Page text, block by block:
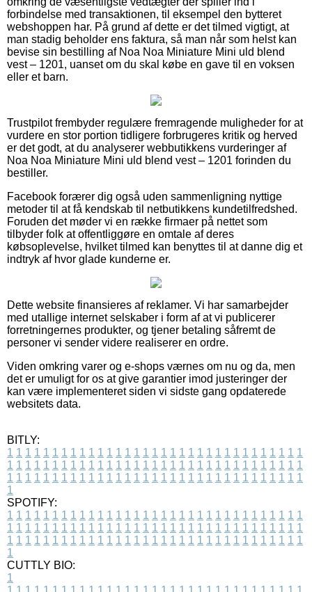
forbindelse med transaktionen, til eksempel den bytteret
webshoppen har. På grund af dette er det tilmed vigtigt, at
man stadig beholder ens faktura, så man når som helst kan
bevise sin bestilling af Noa Noa Miniature Mini uld blend
vest – 1201, uanset om du skal købe en gave til en voksen
eller et barn.
Trustpilot frembyder regulære fremragende muligheder for at
vurdere en stor portion tidligere forbrugeres kritik og herved
er det godt, at du analyserer webbutikkens vurderinger af
Noa Noa Miniature Mini uld blend vest – 1201 forinden du
bestiller.
Facebook forærer dig også uden sammenligning nyttige
metoder til at få kendskab til netbutikkens kundetilfredshed.
Foruden det møder vi en række firmaer på nettet som
tilbyder folk at offentliggøre en omtale af deres
købsoplevelse, hvilket tilmed kan benyttes til at danne dig et
indtryk af hvor glade kunderne er.
Dette website finansieres af reklamer. Vi har samarbejder
med utallige internet selskaber i form af at vi publicerer
forretningernes produkter, og tjener betaling såfremt de
personer vi sender videre realiserer en ordre.
Viden omkring varer og e-shops værnes om nu og da, men
det er umuligt for os at give garantier imod justeringer der
kan være implementeret siden vi sidste gang opdaterede
websitets data.
BITLY:
1 1 1 1 1 1 1 1 1 1 1 1 1 1 1 1 1 1 1 1 1 1 1 1 1 1 1 1 1 1 1 1 1
1 1 1 1 1 1 1 1 1 1 1 1 1 1 1 1 1 1 1 1 1 1 1 1 1 1 1 1 1 1 1 1 1
1 1 1 1 1 1 1 1 1 1 1 1 1 1 1 1 1 1 1 1 1 1 1 1 1 1 1 1 1 1 1 1 1
1
SPOTIFY:
1 1 1 1 1 1 1 1 1 1 1 1 1 1 1 1 1 1 1 1 1 1 1 1 1 1 1 1 1 1 1 1 1
1 1 1 1 1 1 1 1 1 1 1 1 1 1 1 1 1 1 1 1 1 1 1 1 1 1 1 1 1 1 1 1 1
1 1 1 1 1 1 1 1 1 1 1 1 1 1 1 1 1 1 1 1 1 1 1 1 1 1 1 1 1 1 1 1 1
1
CUTTLY BIO:
1